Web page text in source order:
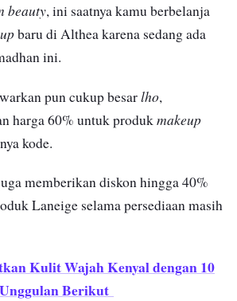
beauty, ini saatnya kamu berbelanja
baru di Althea karena sedang ada
ini.
pun cukup besarlho,
harga 60% untuk produkmakeup
kode.
memberikan diskon hingga 40%
Laneige selama persediaan masih
Kulit Wajah Kenyal dengan 10
Berikut